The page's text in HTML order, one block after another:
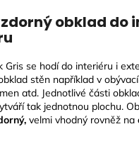
obklad do
Gris se hodí do interiéru i
stěn například v
atd. Jednotlivé části
tak jednotnou plochu.
velmi vhodný rovněž na